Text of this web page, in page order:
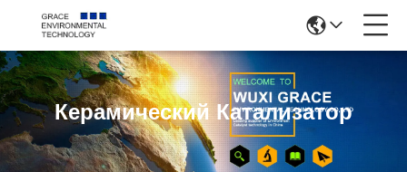
Керамический Катализатор